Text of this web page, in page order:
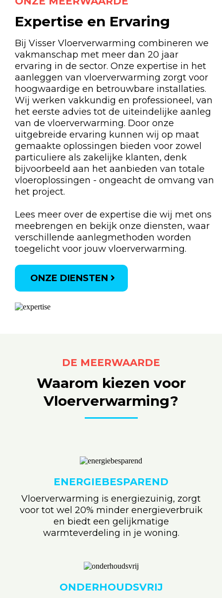
Expertise en Ervaring
Bij Visser Vloerverwarming combineren we
vakmanschap met meer dan 20 jaar
ervaring in de sector. Onze expertise in het
aanleggen van vloerverwarming zorgt voor
hoogwaardige en betrouwbare installaties.
Wij werken vakkundig en professioneel, van
het eerste advies tot de uiteindelijke aanleg
van de vloerverwarming. Door onze
uitgebreide ervaring kunnen wij op maat
gemaakte oplossingen bieden voor zowel
particuliere als zakelijke klanten, denk
bijvoorbeeld aan het aanbieden van totale
vloeroplossingen - ongeacht de omvang van
het project.
Lees meer over de expertise die wij met ons
meebrengen en bekijk onze diensten, waar
verschillende aanlegmethoden worden
toegelicht voor jouw vloerverwarming.
ONZE DIENSTEN
DE MEERWAARDE
Waarom kiezen voor
Vloerverwarming?
ENERGIEBESPAREND
Vloerverwarming is energiezuinig, zorgt
voor tot wel 20% minder energieverbruik
en biedt een gelijkmatige
warmteverdeling in je woning.
ONDERHOUDSVRIJ